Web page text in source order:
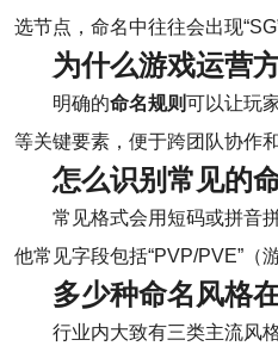
选节点，命名中往往会出现
为什么游戏运营
明确的命名规则可以让玩
等关键要素，便于跨团队协作
怎么识别常见的
常见格式会用短码或拼音
他常见字段包括“PVP/PVE”（
多少种命名风格
行业内大致有三类主流风